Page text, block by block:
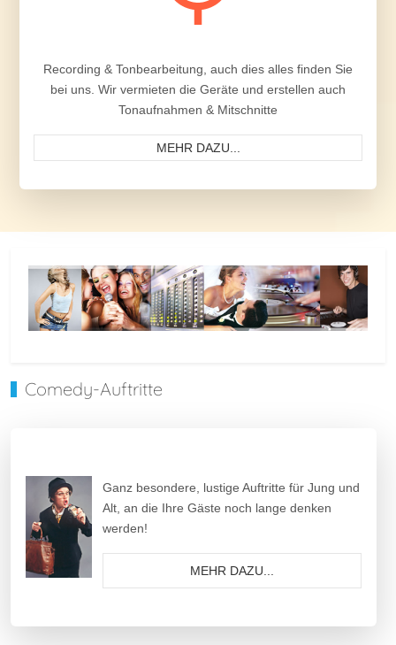
Recording & Tonbearbeitung, auch dies alles finden Sie
bei uns. Wir vermieten die Geräte und erstellen auch
Tonaufnahmen & Mitschnitte
MEHR DAZU...
Comedy-Auftritte
Ganz besondere, lustige Auftritte für Jung und
Alt, an die Ihre Gäste noch lange denken
werden!
MEHR DAZU...